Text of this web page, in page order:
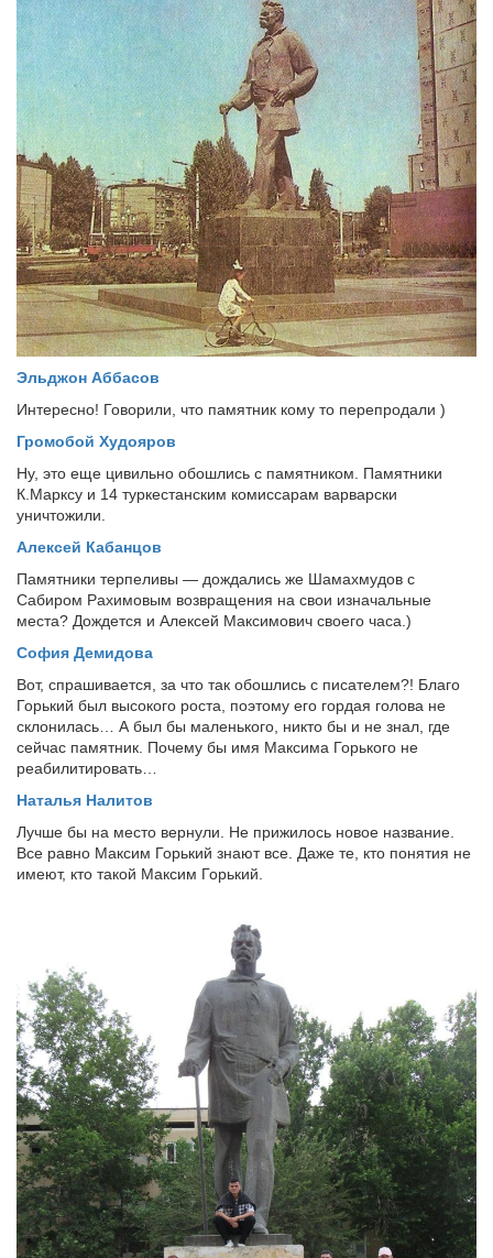
Эльджон Аббасов
Интересно! Говорили, что памятник кому то перепродали )
Громобой Худояров
Ну, это еще цивильно обошлись с памятником. Памятники
К.Марксу и 14 туркестанским комиссарам варварски
уничтожили.
Алексей Кабанцов
Памятники терпеливы — дождались же Шамахмудов с
Сабиром Рахимовым возвращения на свои изначальные
места? Дождется и Алексей Максимович своего часа.)
София Демидова
Вот, спрашивается, за что так обошлись с писателем?! Благо
Горький был высокого роста, поэтому его гордая голова не
склонилась… А был бы маленького, никто бы и не знал, где
сейчас памятник. Почему бы имя Максима Горького не
реабилитировать…
Наталья Налитов
Лучше бы на место вернули. Не прижилось новое название.
Все равно Максим Горький знают все. Даже те, кто понятия не
имеют, кто такой Максим Горький.